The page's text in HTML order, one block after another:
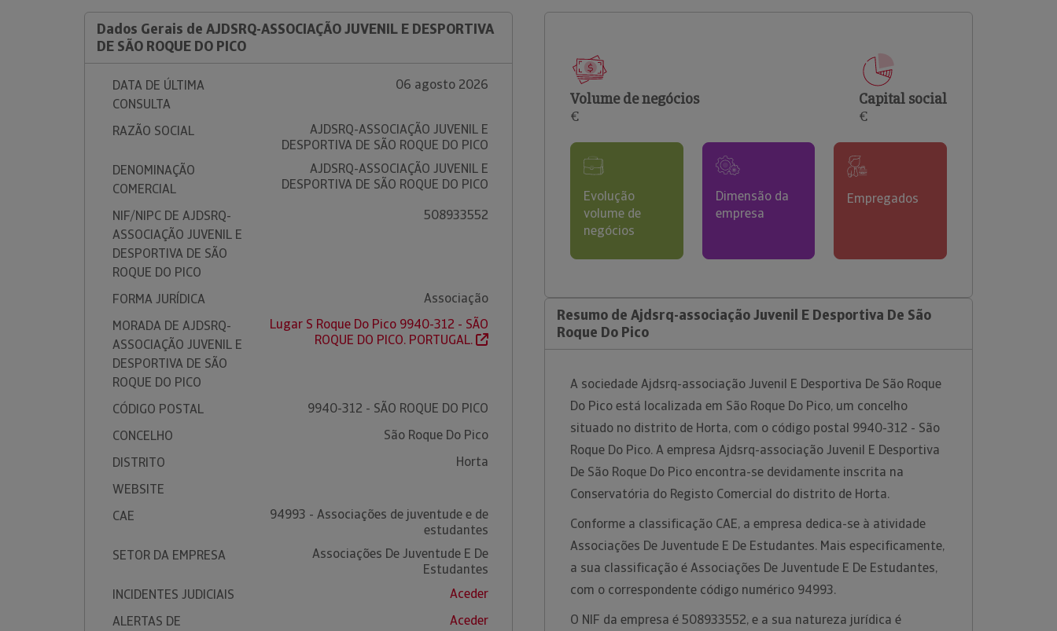
comerciais e analisar o risco de incumprimento dos
Dados Gerais de AJDSRQ-ASSOCIAÇÃO JUVENIL E DESPORTIVA
DE SÃO ROQUE DO PICO
DATA DE ÚLTIMA
CONSULTA
06 agosto 2026
RAZÃO SOCIAL
AJDSRQ-ASSOCIAÇÃO JUVENIL E
DESPORTIVA DE SÃO ROQUE DO PICO
DENOMINAÇÃO
COMERCIAL
AJDSRQ-ASSOCIAÇÃO JUVENIL E
DESPORTIVA DE SÃO ROQUE DO PICO
NIF/NIPC DE AJDSRQ-
ASSOCIAÇÃO JUVENIL E
DESPORTIVA DE SÃO
ROQUE DO PICO
508933552
FORMA JURÍDICA
Associação
MORADA DE AJDSRQ-
ASSOCIAÇÃO JUVENIL E
DESPORTIVA DE SÃO
ROQUE DO PICO
Lugar S Roque Do Pico 9940-312 - SÃO
ROQUE DO PICO. PORTUGAL.
CÓDIGO POSTAL
9940-312 - SÃO ROQUE DO PICO
CONCELHO
São Roque Do Pico
DISTRITO
Horta
WEBSITE
CAE
94993 - Associações de juventude e de
estudantes
SETOR DA EMPRESA
Associações De Juventude E De
Estudantes
INCIDENTES JUDICIAIS
Aceder
ALERTAS DE
Aceder
Volume de negócios
€
Capital social
€
Evolução
volume de
negócios
Dimensão da
empresa
Empregados
Resumo de Ajdsrq-associação Juvenil E Desportiva De São
Roque Do Pico
A sociedade Ajdsrq-associação Juvenil E Desportiva De São Roque
Do Pico está localizada em São Roque Do Pico, um concelho
situado no distrito de Horta, com o código postal 9940-312 - São
Roque Do Pico. A empresa Ajdsrq-associação Juvenil E Desportiva
De São Roque Do Pico encontra-se devidamente inscrita na
Conservatória do Registo Comercial do distrito de Horta.
Conforme a classificação CAE, a empresa dedica-se à atividade
Associações De Juventude E De Estudantes. Mais especificamente,
a sua classificação é Associações De Juventude E De Estudantes,
com o correspondente código numérico 94993.
O NIF da empresa é 508933552, e a sua natureza jurídica é